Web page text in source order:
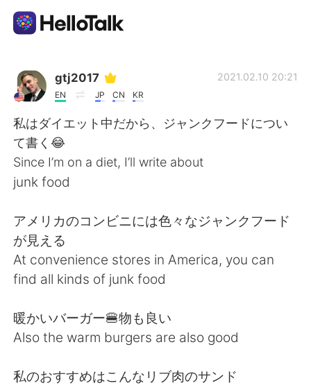
語学交換アプリ
日本語
繁體中文
العربية Français
Deutsch 한국어
Indonesia Italiano
gtj2017
EN JP CN KR
2021.02.10 20:21
私はダイエット中だから、ジャンクフードについ
て書く😂
Since I’m on a diet, I’ll write about
junk food
アメリカのコンビニには色々なジャンクフード
が見える
At convenience stores in America, you can
find all kinds of junk food
暖かいバーガー🍔物も良い
Also the warm burgers are also good
私のおすすめはこんなリブ肉のサンド